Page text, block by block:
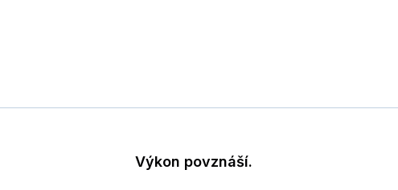
Výkon povznáší.